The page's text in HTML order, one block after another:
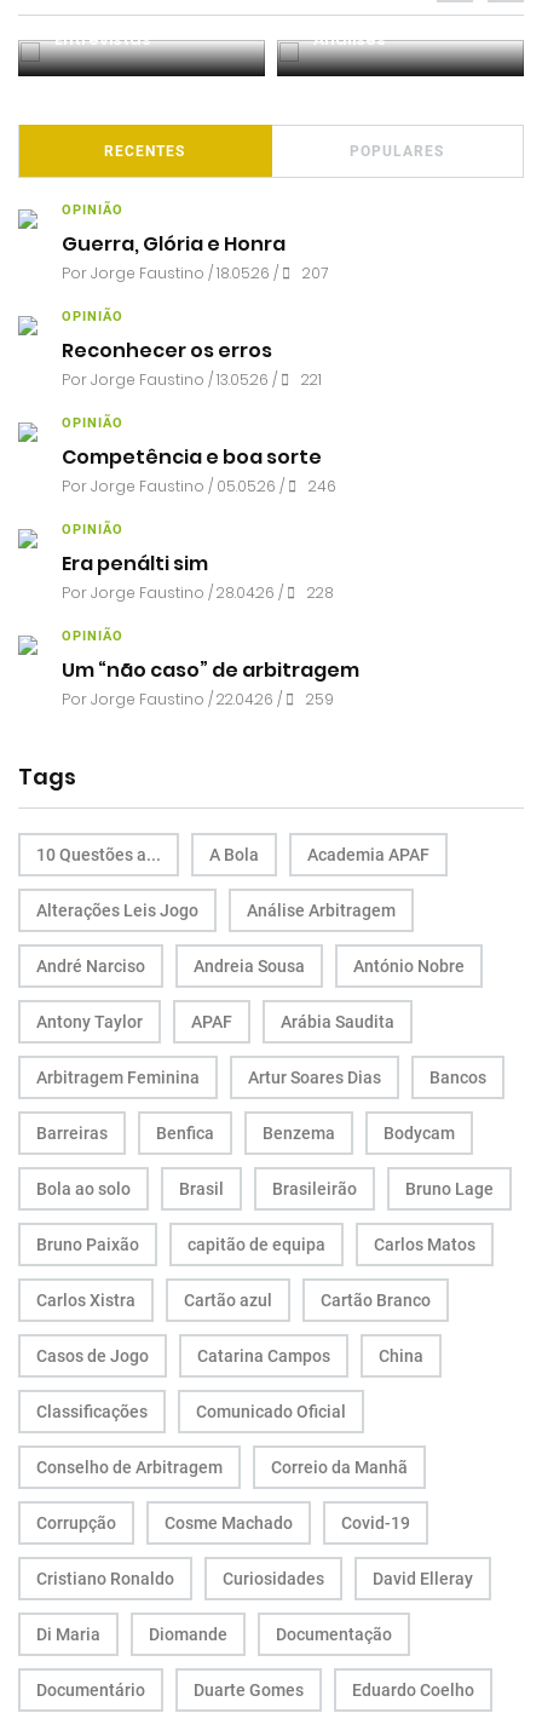
Entrevistas Análises
RECENTES POPULARES
OPINIÃO
Guerra, Glória e Honra
PorJorge Faustino / 18.05.26 / 207
OPINIÃO
Reconhecer os erros
PorJorge Faustino / 13.05.26 / 221
OPINIÃO
Competência e boa sorte
PorJorge Faustino / 05.05.26 / 246
OPINIÃO
Era penálti sim
PorJorge Faustino / 28.04.26 / 228
OPINIÃO
Um “não caso” de arbitragem
PorJorge Faustino / 22.04.26 / 259
Tags
10 Questões a... A Bola Academia APAF
Alterações Leis Jogo Análise Arbitragem
André Narciso Andreia Sousa António Nobre
Antony Taylor APAF Arábia Saudita
Arbitragem Feminina Artur Soares Dias Bancos
Barreiras Benfica Benzema Bodycam
Bola ao solo Brasil Brasileirão Bruno Lage
Bruno Paixão capitão de equipa Carlos Matos
Carlos Xistra Cartão azul Cartão Branco
Casos de Jogo Catarina Campos China
Classificações Comunicado Oficial
Conselho de Arbitragem Correio da Manhã
Corrupção Cosme Machado Covid-19
Cristiano Ronaldo Curiosidades David Elleray
Di Maria Diomande Documentação
Documentário Duarte Gomes Eduardo Coelho